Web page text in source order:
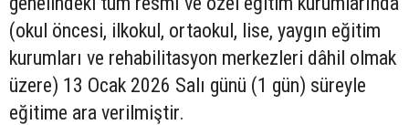
(okul öncesi, ilkokul, ortaokul, lise, yaygın eğitim
kurumları ve rehabilitasyon merkezleri dâhil olmak
üzere) 13 Ocak 2026 Salı günü (1 gün) süreyle
eğitime ara verilmiştir.